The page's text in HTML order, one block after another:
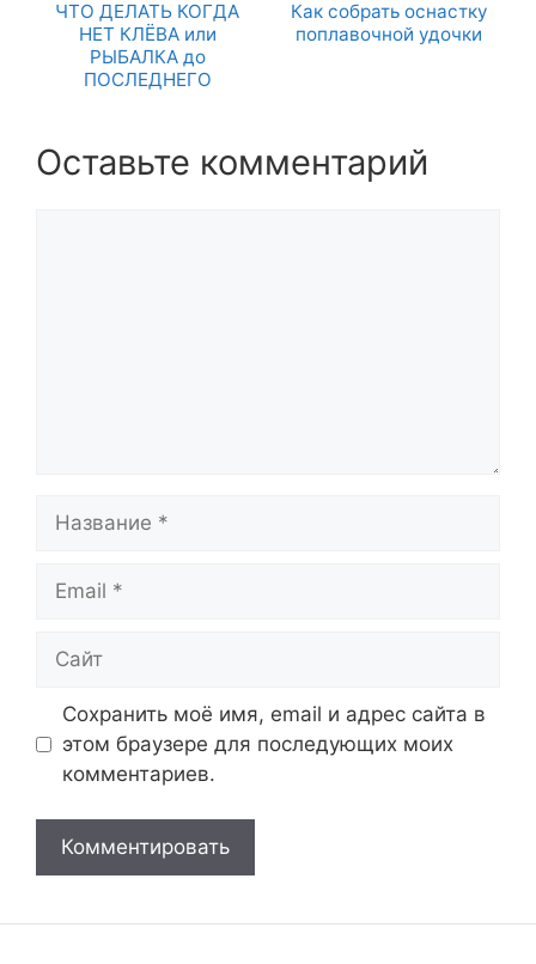
ЧТО ДЕЛАТЬ КОГДА
НЕТ КЛЁВА или
РЫБАЛКА до
ПОСЛЕДНЕГО
Как собрать оснастку
поплавочной удочки
Оставьте комментарий
Сохранить моё имя, email и адрес сайта в
этом браузере для последующих моих
комментариев.